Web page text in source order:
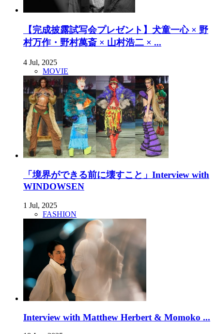
【完成披露試写会プレゼント】犬童一心 × 野
村万作・野村萬斎 × 山村浩二 × ...
4 Jul, 2025
MOVIE
「境界ができる前に壊すこと」Interview with
WINDOWSEN
1 Jul, 2025
FASHION
Interview with Matthew Herbert & Momoko ...